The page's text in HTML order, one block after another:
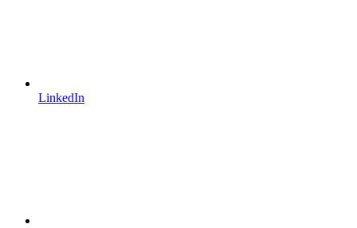
LinkedIn